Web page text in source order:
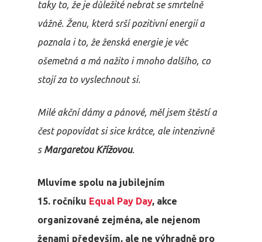
taky to, že je důležité nebrat se smrtelně
vážně. Ženu, která srší pozitivní energií a
poznala i to, že ženská energie je věc
ošemetná a má nažito i mnoho dalšího, co
stojí za to vyslechnout si.
Milé akční dámy a pánové, měl jsem štěstí a
čest popovídat si sice krátce, ale intenzivně
s Margaretou Křížovou.
Mluvíme spolu na jubilejním
15. ročníku Equal Pay Day, akce
organizované zejména, ale nejenom
ženami především, ale ne výhradně pro